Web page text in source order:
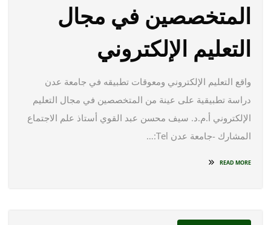
المتخصصين في مجال
التعليم الإلكتروني
واقع التعليم الإلكتروني ومعوقات تطبيقه في جامعة عدن
دراسة تطبيقية على عينة من المتخصصين في مجال التعليم
الإلكتروني أ.م.د. سيف محسن عبد القوي أستاذ علم الاجتماع
المشارك -جامعة عدن Tel:…
READ MORE